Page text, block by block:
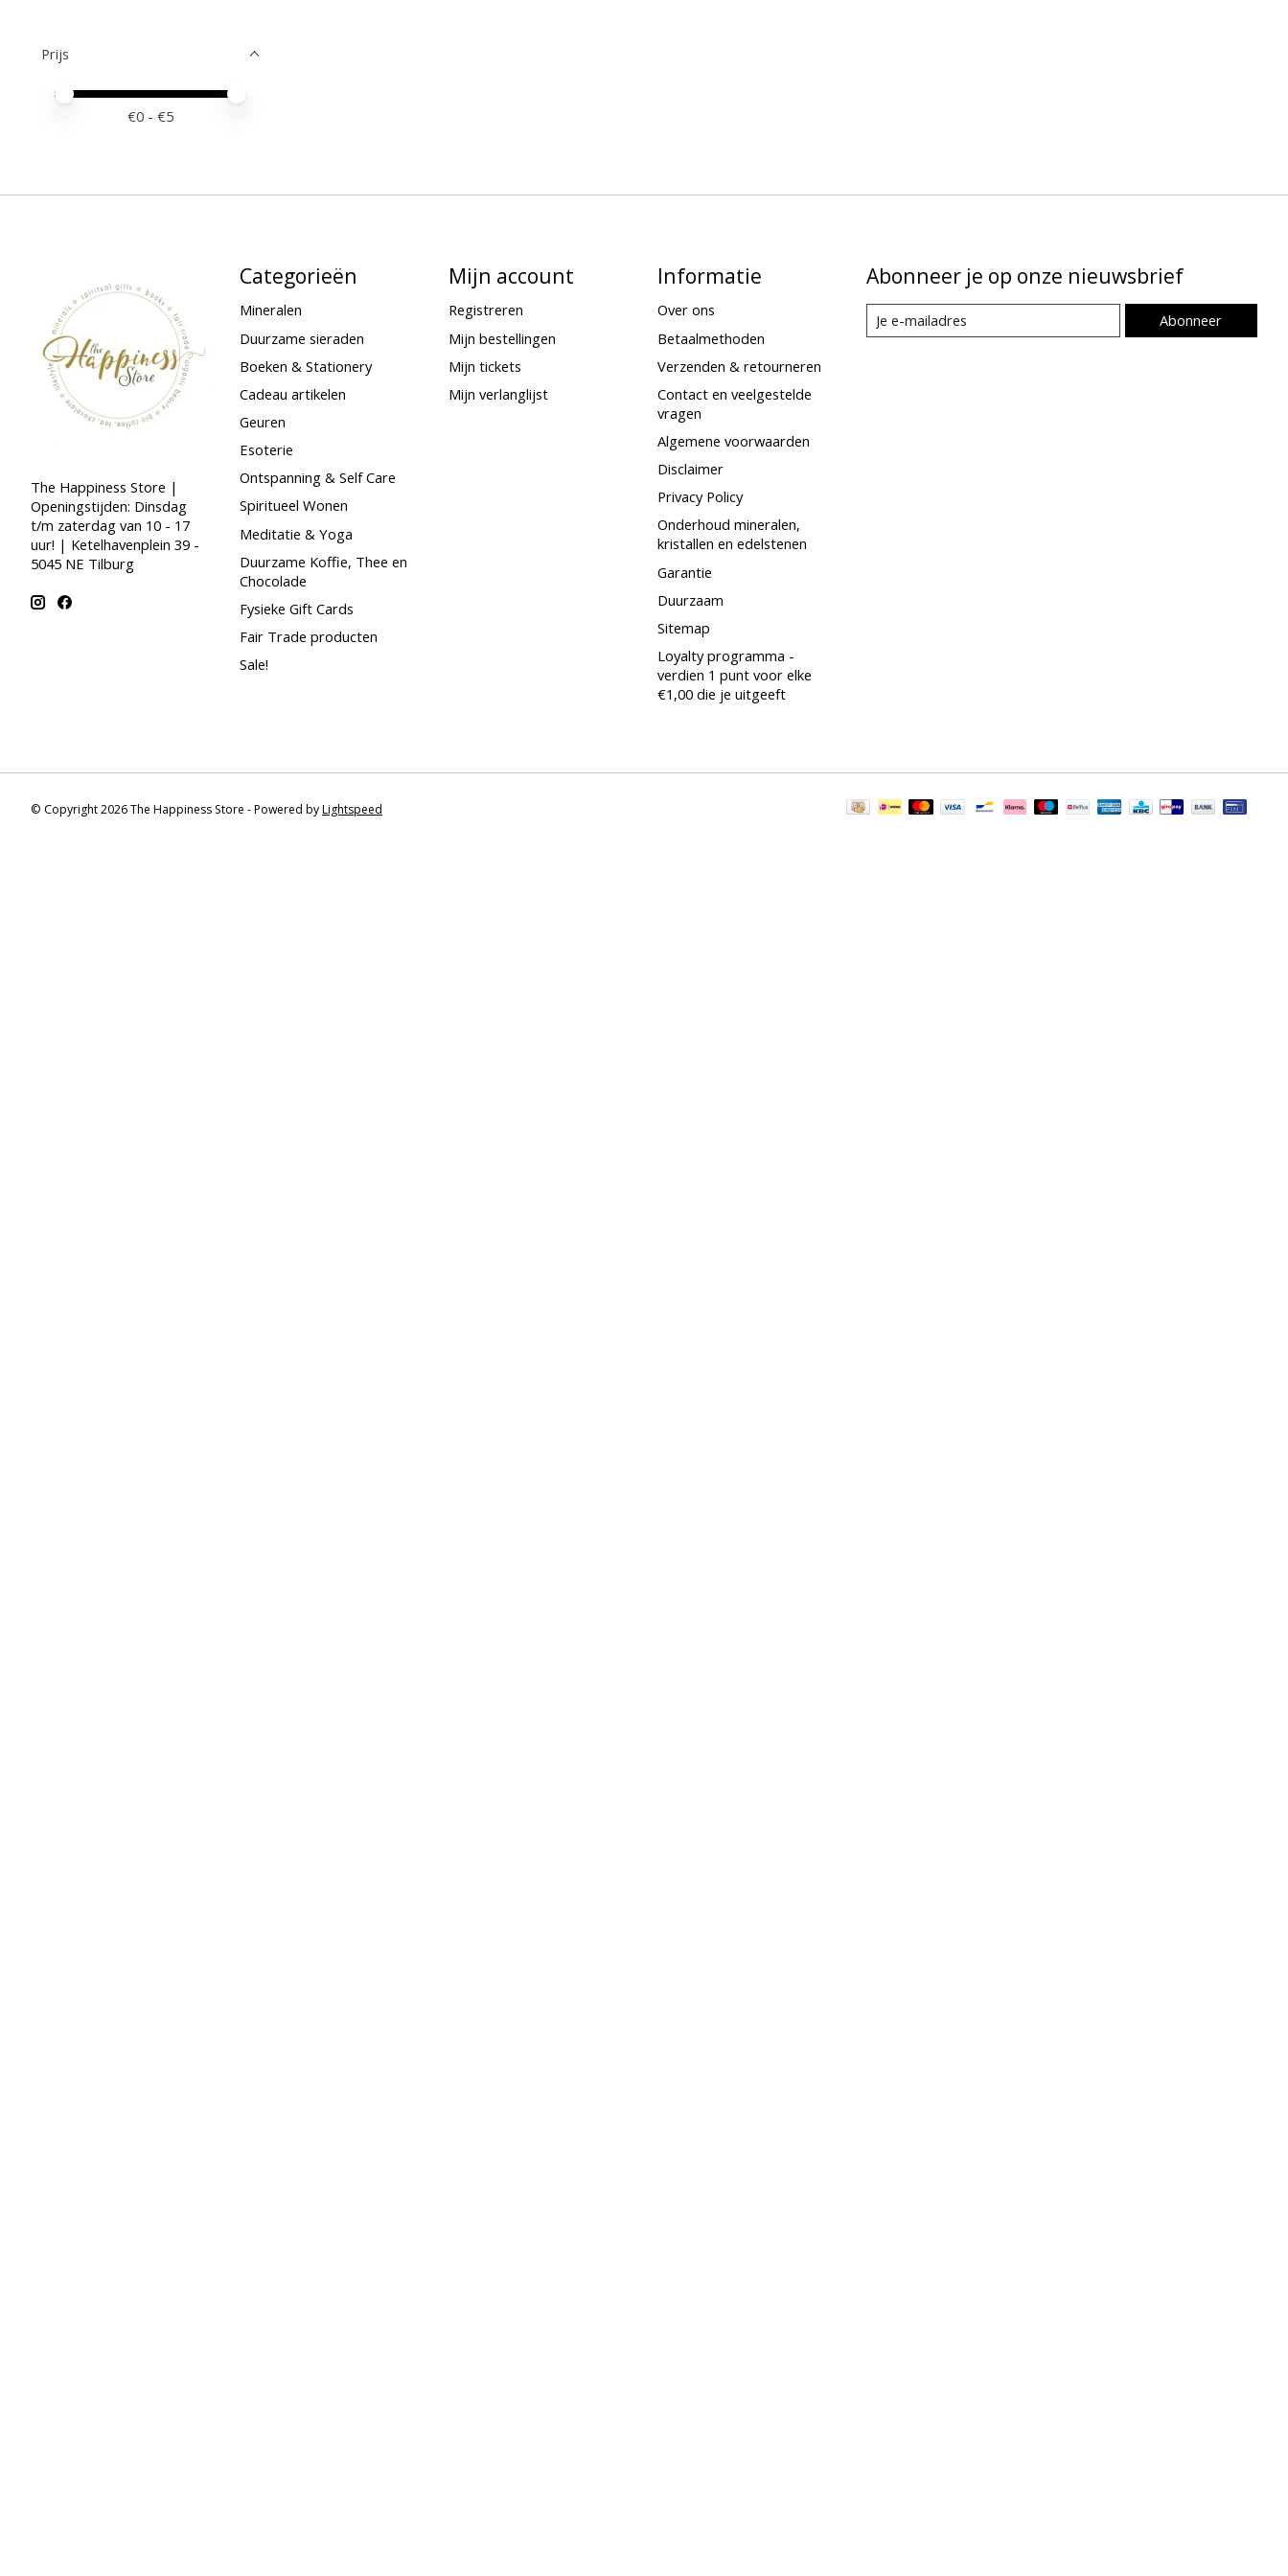
Prijs
Minimale prijswaarde
Price maximum value
€0 - €5
The Happiness Store |
Openingstijden: Dinsdag
t/m zaterdag van 10 - 17
uur! | Ketelhavenplein 39 -
5045 NE Tilburg
Categorieën
Mineralen
Duurzame sieraden
Boeken & Stationery
Cadeau artikelen
Geuren
Esoterie
Ontspanning & Self Care
Spiritueel Wonen
Meditatie & Yoga
Duurzame Koffie, Thee en
Chocolade
Fysieke Gift Cards
Fair Trade producten
Sale!
Mijn account
Registreren
Mijn bestellingen
Mijn tickets
Mijn verlanglijst
Informatie
Over ons
Betaalmethoden
Verzenden & retourneren
Contact en veelgestelde
vragen
Algemene voorwaarden
Disclaimer
Privacy Policy
Onderhoud mineralen,
kristallen en edelstenen
Garantie
Duurzaam
Sitemap
Loyalty programma -
verdien 1 punt voor elke
€1,00 die je uitgeeft
Abonneer je op onze nieuwsbrief
Abonneer
© Copyright 2026 The Happiness Store - Powered byLightspeed